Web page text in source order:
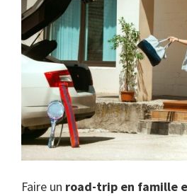
Faire un road-trip en famille